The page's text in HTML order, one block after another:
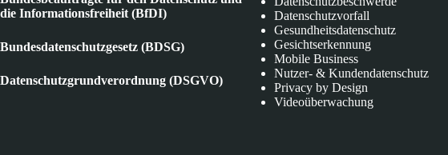
die Informationsfreiheit (BfDI)
Bundesdatenschutzgesetz (BDSG)
Datenschutzgrundverordnung (DSGVO)
Datenschutzvorfall
Gesundheitsdatenschutz
Gesichtserkennung
Mobile Business
Nutzer- & Kundendatenschutz
Privacy by Design
Videoüberwachung